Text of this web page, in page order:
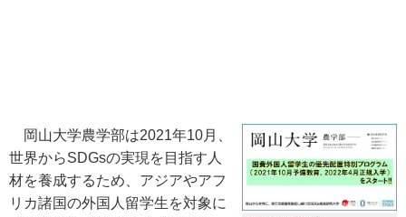
岡山大学農学部は2021年10月、
世界からSDGsの実現を目指す人
材を養成するため、アジアやアフ
リカ諸国の外国人留学生を対象に